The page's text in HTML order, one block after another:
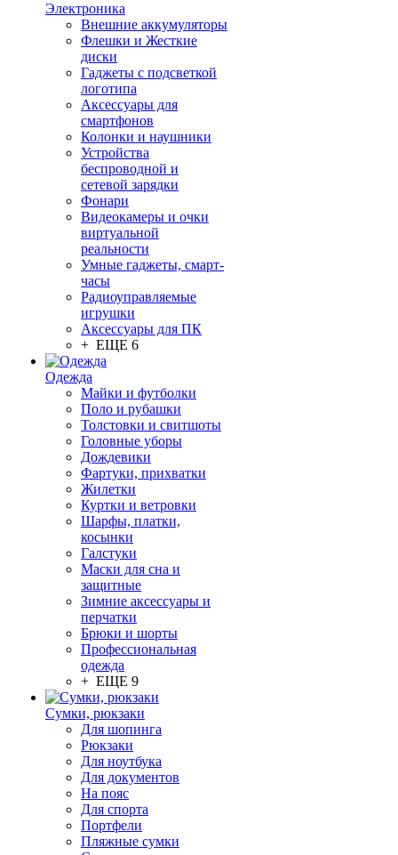
Электроника
Внешние аккумуляторы
Флешки и Жесткие
диски
Гаджеты с подсветкой
логотипа
Аксессуары для
смартфонов
Колонки и наушники
Устройства
беспроводной и
сетевой зарядки
Фонари
Видеокамеры и очки
виртуальной
реальности
Умные гаджеты, смарт-
часы
Радиоуправляемые
игрушки
Аксессуары для ПК
+ ЕЩЕ 6
Одежда
Майки и футболки
Поло и рубашки
Толстовки и свитшоты
Головные уборы
Дождевики
Фартуки, прихватки
Жилетки
Куртки и ветровки
Шарфы, платки,
косынки
Галстуки
Маски для сна и
защитные
Зимние аксессуары и
перчатки
Брюки и шорты
Профессиональная
одежда
+ ЕЩЕ 9
Сумки, рюкзаки
Для шопинга
Рюкзаки
Для ноутбука
Для документов
На пояс
Для спорта
Портфели
Пляжные сумки